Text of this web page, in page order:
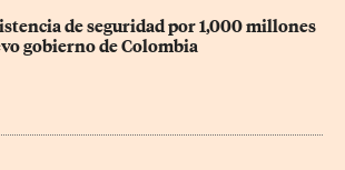
de seguridad por 1,000 millones
gobierno de Colombia